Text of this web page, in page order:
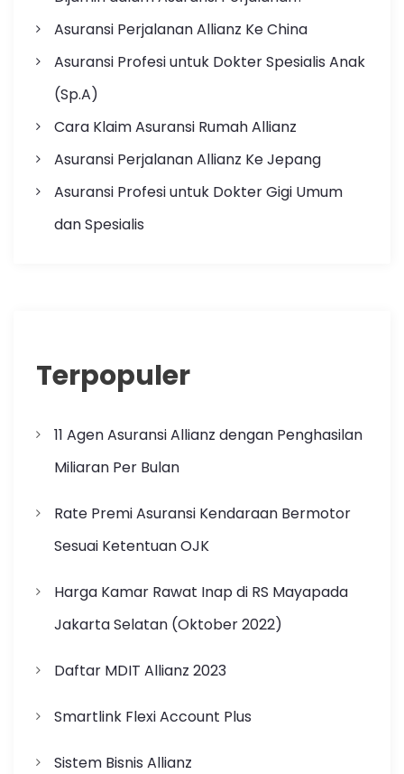
Asuransi Perjalanan Allianz Ke China
Asuransi Profesi untuk Dokter Spesialis Anak
(Sp.A)
Cara Klaim Asuransi Rumah Allianz
Asuransi Perjalanan Allianz Ke Jepang
Asuransi Profesi untuk Dokter Gigi Umum
dan Spesialis
Terpopuler
11 Agen Asuransi Allianz dengan Penghasilan
Miliaran Per Bulan
Rate Premi Asuransi Kendaraan Bermotor
Sesuai Ketentuan OJK
Harga Kamar Rawat Inap di RS Mayapada
Jakarta Selatan (Oktober 2022)
Daftar MDIT Allianz 2023
Smartlink Flexi Account Plus
Sistem Bisnis Allianz